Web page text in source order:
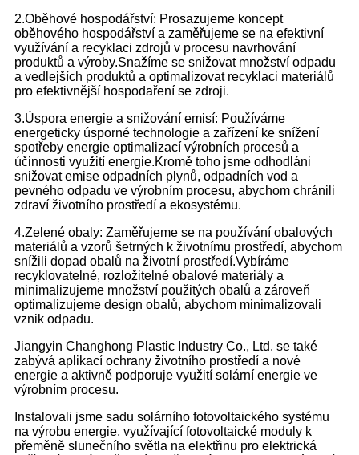
2.Oběhové hospodářství: Prosazujeme koncept
oběhového hospodářství a zaměřujeme se na efektivní
využívání a recyklaci zdrojů v procesu navrhování
produktů a výroby.Snažíme se snižovat množství odpadu
a vedlejších produktů a optimalizovat recyklaci materiálů
pro efektivnější hospodaření se zdroji.
3.Úspora energie a snižování emisí: Používáme
energeticky úsporné technologie a zařízení ke snížení
spotřeby energie optimalizací výrobních procesů a
účinnosti využití energie.Kromě toho jsme odhodláni
snižovat emise odpadních plynů, odpadních vod a
pevného odpadu ve výrobním procesu, abychom chránili
zdraví životního prostředí a ekosystému.
4.Zelené obaly: Zaměřujeme se na používání obalových
materiálů a vzorů šetrných k životnímu prostředí, abychom
snížili dopad obalů na životní prostředí.Vybíráme
recyklovatelné, rozložitelné obalové materiály a
minimalizujeme množství použitých obalů a zároveň
optimalizujeme design obalů, abychom minimalizovali
vznik odpadu.
Jiangyin Changhong Plastic Industry Co., Ltd. se také
zabývá aplikací ochrany životního prostředí a nové
energie a aktivně podporuje využití solární energie ve
výrobním procesu.
Instalovali jsme sadu solárního fotovoltaického systému
na výrobu energie, využívající fotovoltaické moduly k
přeměně slunečního světla na elektřinu pro elektrická